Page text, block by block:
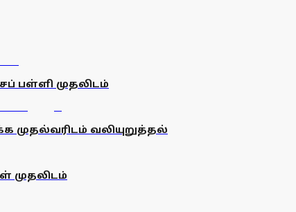
பள்ளி முதலிடம்
வலியுறுத்தல்
முதலிடம்